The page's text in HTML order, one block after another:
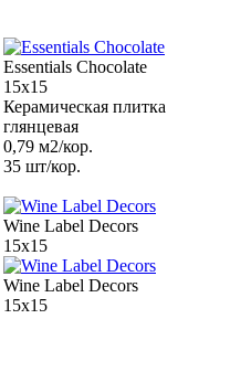
Essentials Chocolate
15x15
Керамическая плитка
глянцевая
0,79 м2/кор.
35 шт/кор.
Wine Label Decors
15x15
Wine Label Decors
15x15